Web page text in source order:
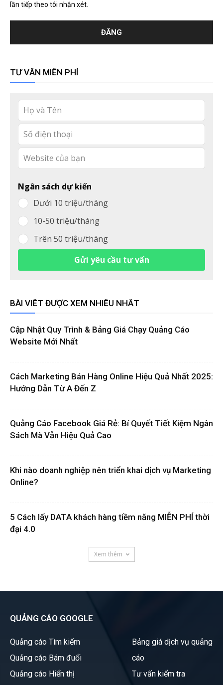
lần tiếp theo tôi nhận xét.
TƯ VẤN MIỄN PHÍ
Leave
this
field
blank
Ngân sách dự kiến
Dưới 10 triệu/tháng
10-50 triệu/tháng
Trên 50 triệu/tháng
Gửi yêu cầu tư vấn
BÀI VIẾT ĐƯỢC XEM NHIỀU NHẤT
Cập Nhật Quy Trình & Bảng Giá Chạy Quảng Cáo
Website Mới Nhất
Cách Marketing Bán Hàng Online Hiệu Quả Nhất 2025:
Hướng Dẫn Từ A Đến Z
Quảng Cáo Facebook Giá Rẻ: Bí Quyết Tiết Kiệm Ngân
Sách Mà Vẫn Hiệu Quả Cao
Khi nào doanh nghiệp nên triển khai dịch vụ Marketing
Online?
5 Cách lấy DATA khách hàng tiềm năng MIỄN PHÍ thời
đại 4.0
Xem thêm
QUẢNG CÁO GOOGLE
Quảng cáo Tìm kiếm
Quảng cáo Bám đuổi
Quảng cáo Hiển thị
Bảng giá dịch vụ quảng
cáo
Tư vấn kiểm tra